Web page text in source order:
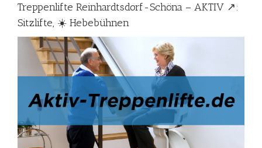
Treppenlifte Reinhardtsdorf-Schöna – AKTIV ↗️:
Sitzlifte, ☀️ Hebebühnen